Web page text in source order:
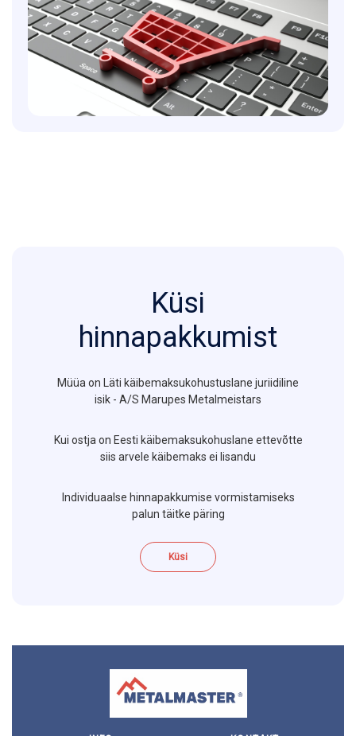
Küsi
hinnapakkumist
Müüa on Läti käibemaksukohustuslane juriidiline
isik - A/S Marupes Metalmeistars
Kui ostja on Eesti käibemaksukohuslane ettevõtte
siis arvele käibemaks ei lisandu
Individuaalse hinnapakkumise vormistamiseks
palun täitke päring
Küsi